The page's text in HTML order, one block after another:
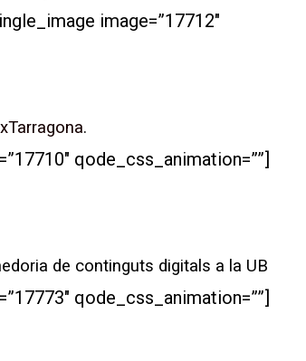
image=”17712″
.
qode_css_animation=””]
de continguts digitals a la UB
qode_css_animation=””]